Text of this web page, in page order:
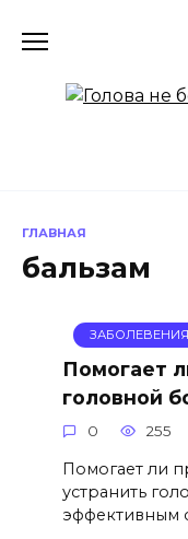
ГЛАВНАЯ
бальзам
ЗАБОЛЕВЕНИЯ
Помогает
головной
0 255
Помогает ли
устранить
эффективным